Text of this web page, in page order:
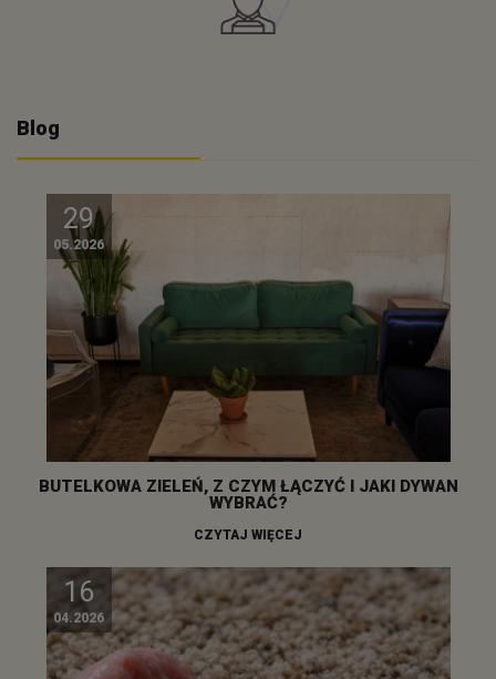
Blog
29
05.2026
BUTELKOWA ZIELEŃ, Z CZYM ŁĄCZYĆ I JAKI DYWAN
WYBRAĆ?
CZYTAJ WIĘCEJ
16
04.2026